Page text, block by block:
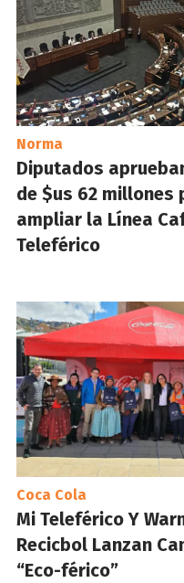
Norma
Diputados
de $us 62 millones
ampliar la Línea
Teleférico
Coca Cola
Mi Teleférico Y
Recicbol Lanzan
“Eco-férico”